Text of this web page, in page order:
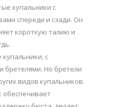
купальники с
спереди и сзади. Он
короткую талию и
с
бретелями. Но бретели
видов купальников.
обеспечивает